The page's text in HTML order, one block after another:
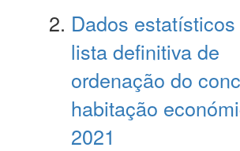
Dados
lista definitiva de
ordenação do
habitação
2021